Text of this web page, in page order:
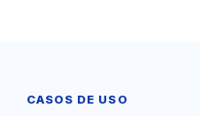
CASOS DE USO